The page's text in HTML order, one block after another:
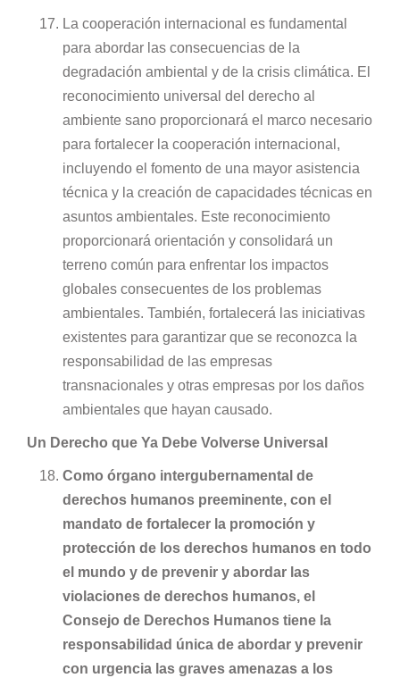
La cooperación internacional es fundamental
para abordar las consecuencias de la
degradación ambiental y de la crisis climática. El
reconocimiento universal del derecho al
ambiente sano proporcionará el marco necesario
para fortalecer la cooperación internacional,
incluyendo el fomento de una mayor asistencia
técnica y la creación de capacidades técnicas en
asuntos ambientales. Este reconocimiento
proporcionará orientación y consolidará un
terreno común para enfrentar los impactos
globales consecuentes de los problemas
ambientales. También, fortalecerá las iniciativas
existentes para garantizar que se reconozca la
responsabilidad de las empresas
transnacionales y otras empresas por los daños
ambientales que hayan causado.
Un Derecho que Ya Debe Volverse Universal
Como órgano intergubernamental de
derechos humanos preeminente, con el
mandato de fortalecer la promoción y
protección de los derechos humanos en todo
el mundo y de prevenir y abordar las
violaciones de derechos humanos, el
Consejo de Derechos Humanos tiene la
responsabilidad única de abordar y prevenir
con urgencia las graves amenazas a los